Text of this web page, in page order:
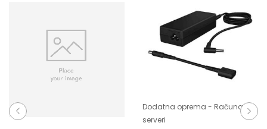
Dodatna oprema - Računari i
serveri